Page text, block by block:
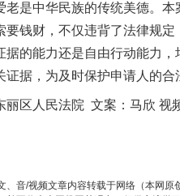
中华民族的传统美德。本
要钱财，不仅违背了法律规
据的能力还是自由行动能力
据，为及时保护申请人的合
区人民法院 文案：马欣 视
、音/视频文章内容转载于网络（本网
谋全局